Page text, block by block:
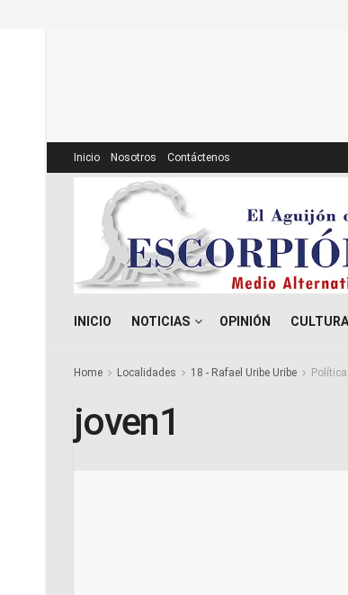
Inicio Nosotros Contáctenos
INICIO NOTICIAS OPINIÓN CULTURA
Home Localidades 18 - Rafael Uribe Uribe
joven1